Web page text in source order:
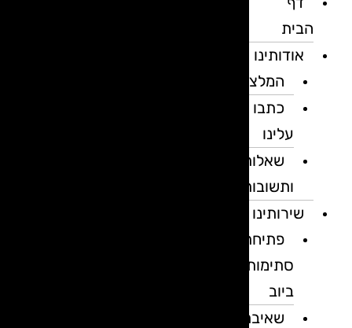
הבית
אודותינו
המלצות
כתבו
עלינו
שאלות
ותשובות
שירותינו
פתיחת
סתימות
ביוב
שאיבת